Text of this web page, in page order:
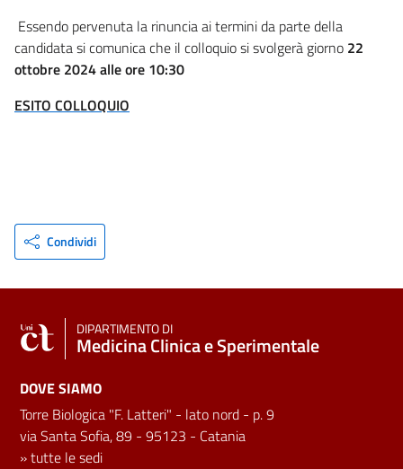
Essendo pervenuta la rinuncia ai termini da parte della
candidata si comunica che il colloquio si svolgerà giorno 22
ottobre 2024 alle ore 10:30
ESITO COLLOQUIO
Condividi
DIPARTIMENTO DI
Medicina Clinica e Sperimentale
DOVE SIAMO
Torre Biologica "F. Latteri" - lato nord - p. 9
via Santa Sofia, 89 - 95123 - Catania
»tutte le sedi